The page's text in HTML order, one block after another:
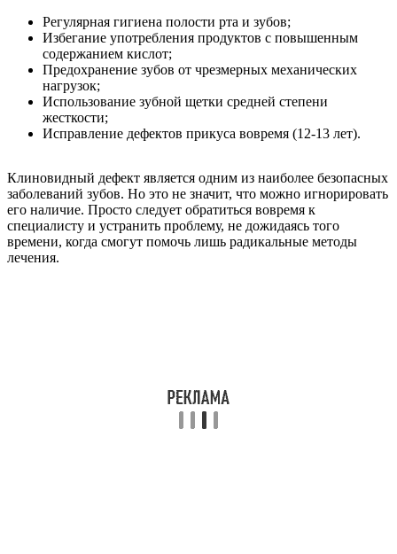
Регулярная гигиена полости рта и зубов;
Избегание употребления продуктов с повышенным
содержанием кислот;
Предохранение зубов от чрезмерных механических
нагрузок;
Использование зубной щетки средней степени
жесткости;
Исправление дефектов прикуса вовремя (12-13 лет).
Клиновидный дефект является одним из наиболее безопасных
заболеваний зубов. Но это не значит, что можно игнорировать
его наличие. Просто следует обратиться вовремя к
специалисту и устранить проблему, не дожидаясь того
времени, когда смогут помочь лишь радикальные методы
лечения.